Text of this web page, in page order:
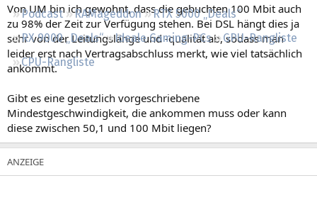
Podcast RAMageddon
RTX 5000 „Deals“
RX 9000 „Deals“
Ideale Gaming-PCs
GPU-Rangliste
CPU-Rangliste
Von UM bin ich gewohnt, dass die gebuchten 100 Mbit auch
zu 98% der Zeit zur Verfügung stehen. Bei DSL hängt dies ja
sehr von der Leitungslänge und -qualität ab, sodass man
leider erst nach Vertragsabschluss merkt, wie viel tatsächlich
ankommt.
Gibt es eine gesetzlich vorgeschriebene
Mindestgeschwindigkeit, die ankommen muss oder kann
diese zwischen 50,1 und 100 Mbit liegen?